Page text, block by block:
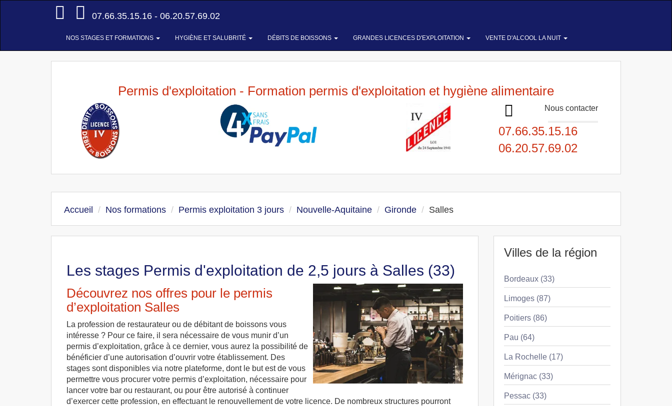
Accueil
07.66.35.15.16 - 06.20.57.69.02
NOS STAGES ET FORMATIONS HYGIÈNE ET SALUBRITÉ DÉBITS DE BOISSONS GRANDES LICENCES D'EXPLOITATION VENTE D'ALCOOL LA NUIT
Permis d'exploitation - Formation permis d'exploitation et hygiène alimentaire
Nous contacter
07.66.35.15.16
06.20.57.69.02
Accueil Nos formations Permis exploitation 3 jours Nouvelle-Aquitaine Gironde Salles
Les stages Permis d'exploitation de 2,5 jours à Salles (33)
Découvrez nos offres pour le permis
d’exploitation Salles
La profession de restaurateur ou de débitant de boissons vous
intéresse ? Pour ce faire, il sera nécessaire de vous munir d’un
permis d’exploitation, grâce à ce dernier, vous aurez la possibilité de
bénéficier d’une autorisation d’ouvrir votre établissement. Des
stages sont disponibles via notre plateforme, dont le but est de vous
permettre vous procurer votre permis d’exploitation, nécessaire pour
lancer votre bar ou restaurant, ou pour être autorisé à continuer
d’exercer cette profession, en effectuant le renouvellement de votre licence. De nombreux structures pourront
Villes de la région
Bordeaux (33)
Limoges (87)
Poitiers (86)
Pau (64)
La Rochelle (17)
Mérignac (33)
Pessac (33)